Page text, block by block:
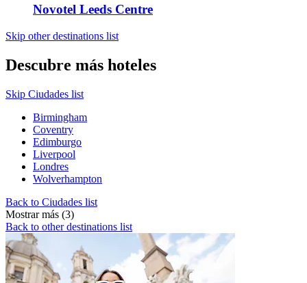
Novotel Leeds Centre
Skip other destinations list
Descubre más hoteles
Skip Ciudades list
Birmingham
Coventry
Edimburgo
Liverpool
Londres
Wolverhampton
Back to Ciudades list
Mostrar más (3)
Back to other destinations list